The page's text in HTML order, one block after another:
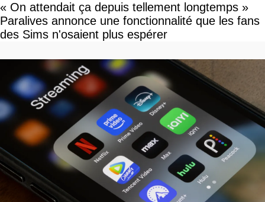
« On attendait ça depuis tellement longtemps »
Paralives annonce une fonctionnalité que les fans
des Sims n'osaient plus espérer